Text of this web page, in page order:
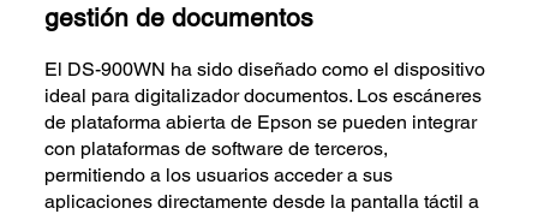
gestión de documentos
El DS-900WN ha sido diseñado como el dispositivo
ideal para digitalizador documentos. Los escáneres
de plataforma abierta de Epson se pueden integrar
con plataformas de software de terceros,
permitiendo a los usuarios acceder a sus
aplicaciones directamente desde la pantalla táctil a